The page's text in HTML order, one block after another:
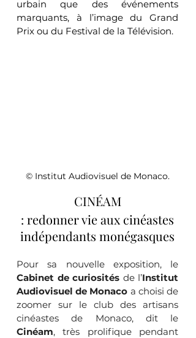
urbain que des événements
marquants, à l’image du Grand
Prix ou du Festival de la Télévision.
© Institut Audiovisuel de Monaco.
CINÉAM
: redonner vie aux cinéastes
indépendants monégasques
Cabinet de curiosités de l’Institut
Audiovisuel de Monaco a choisi de
zoomer sur le club des artisans
Cinéam, très prolifique pendant